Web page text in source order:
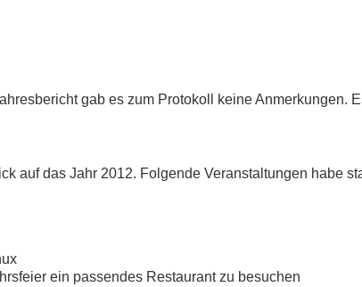
gab es zum Protokoll keine Anmerkungen.
auf das Jahr 2012. Folgende Veranstaltungen habe
ein passendes Restaurant zu besuchen